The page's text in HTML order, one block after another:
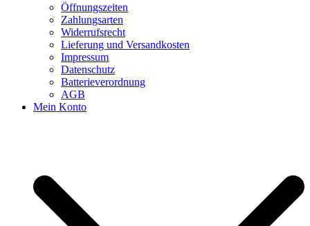
Öffnungszeiten
Zahlungsarten
Widerrufsrecht
Lieferung und Versandkosten
Impressum
Datenschutz
Batterieverordnung
AGB
Mein Konto